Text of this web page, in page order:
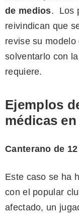
de medios. Los
reivindican que
revise su
solventarlo con
requiere.
Ejemplos
médicas
Canterano de
Este caso se ha
con el popular
afectado, un